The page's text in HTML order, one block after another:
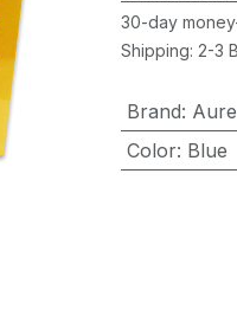
30-day
Shipping: 2-3
Brand:
Color: Blue